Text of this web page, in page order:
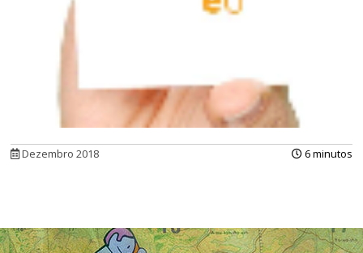
Dezembro 2018 6 minutos